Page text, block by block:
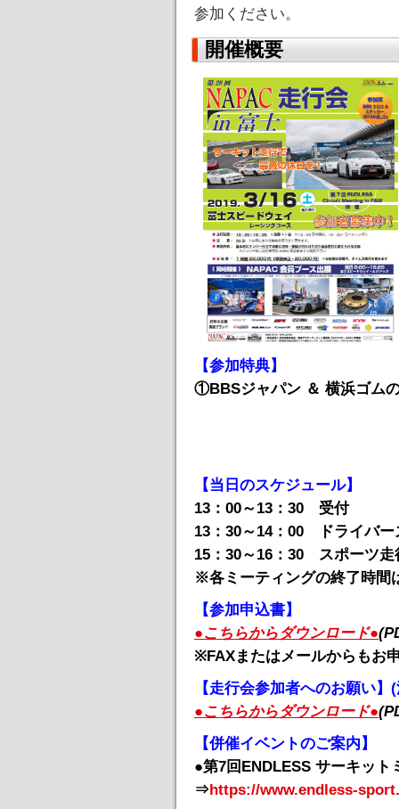
参加ください。
開催概要
【参加特典】
①BBSジャパン ＆ 横浜ゴム
【当日のスケジュール】
13：00～13：30 受付
13：30～14：00 ドライバー
15：30～16：30 スポーツ走
※各ミーティングの終了時間
【参加申込書】
●こちらからダウンロード●
※FAXまたはメールからもお
【走行会参加者へのお願い】
●こちらからダウンロード●
【併催イベントのご案内】
●第7回ENDLESS サーキッ
⇒https://www.endless-